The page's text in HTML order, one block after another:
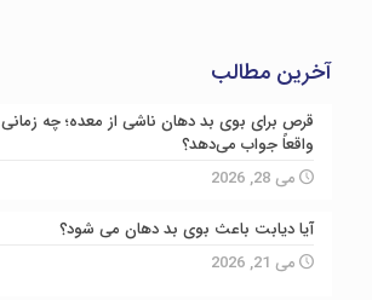
آخرین مطالب
قرص برای بوی بد دهان ناشی از معده؛ چه زمانی
واقعاً جواب می‌دهد؟
می 28, 2026
آیا دیابت باعث بوی بد دهان می شود؟
می 21, 2026